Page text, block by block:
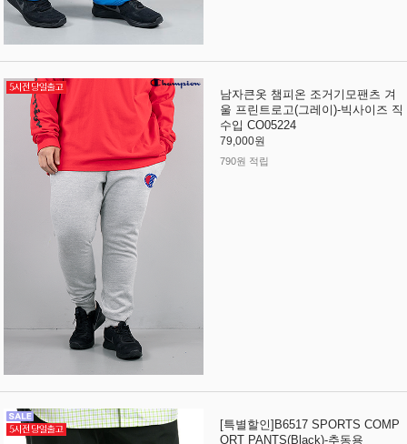
남자큰옷 챔피온 조거기모팬츠 겨
울 프린트로고(그레이)-빅사이즈 직
수입 CO05224
79,000원
790원 적립
[특별할인]B6517 SPORTS COMP
ORT PANTS(Black)-추동용